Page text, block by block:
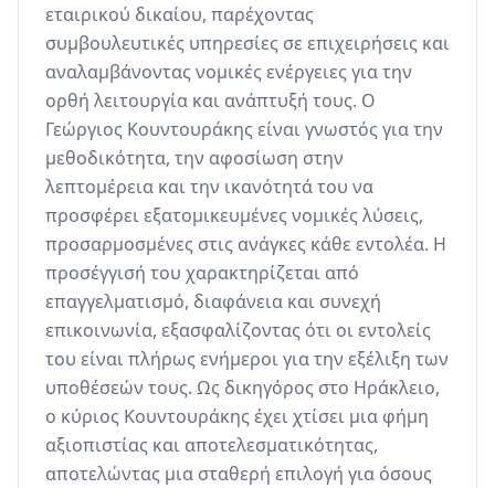
εταιρικού δικαίου, παρέχοντας
συμβουλευτικές υπηρεσίες σε επιχειρήσεις και
αναλαμβάνοντας νομικές ενέργειες για την
ορθή λειτουργία και ανάπτυξή τους. Ο
Γεώργιος Κουντουράκης είναι γνωστός για την
μεθοδικότητα, την αφοσίωση στην
λεπτομέρεια και την ικανότητά του να
προσφέρει εξατομικευμένες νομικές λύσεις,
προσαρμοσμένες στις ανάγκες κάθε εντολέα. Η
προσέγγισή του χαρακτηρίζεται από
επαγγελματισμό, διαφάνεια και συνεχή
επικοινωνία, εξασφαλίζοντας ότι οι εντολείς
του είναι πλήρως ενήμεροι για την εξέλιξη των
υποθέσεών τους. Ως δικηγόρος στο Ηράκλειο,
ο κύριος Κουντουράκης έχει χτίσει μια φήμη
αξιοπιστίας και αποτελεσματικότητας,
αποτελώντας μια σταθερή επιλογή για όσους